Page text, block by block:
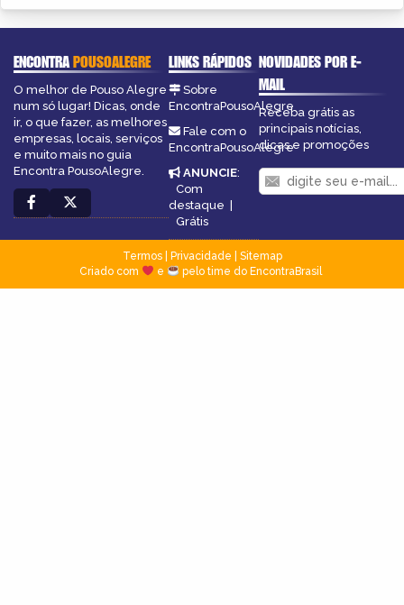
ENCONTRAPOUSOALEGRE
O melhor de Pouso Alegre
num só lugar! Dicas, onde
ir, o que fazer, as melhores
empresas, locais, serviços
e muito mais no guia
Encontra PousoAlegre.
LINKS RÁPIDOS
Sobre
EncontraPousoAlegre
Fale com o
EncontraPousoAlegre
ANUNCIE:
Com
destaque |
Grátis
NOVIDADES POR E-
MAIL
Receba grátis as
principais notícias,
dicas e promoções
Termos| Privacidade
Sitemap
Criado com
e pelo time do EncontraBrasil